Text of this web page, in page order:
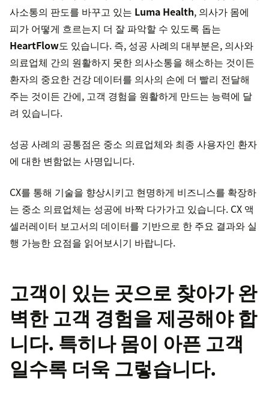
사소통의 판도를 바꾸고 있는 Luma Health, 의사가 몸에
피가 어떻게 흐르는지 더 잘 파악할 수 있도록 돕는
HeartFlow도 있습니다. 즉, 성공 사례의 대부분은, 의사와
의료업체 간의 원활하지 못한 의사소통을 해소하는 것이든
환자의 중요한 건강 데이터를 의사의 손에 더 빨리 전달해
주는 것이든 간에, 고객 경험을 원활하게 만드는 능력에 달
려 있습니다.
성공 사례의 공통점은 중소 의료업체와 최종 사용자인 환자
에 대한 변함없는 사명입니다.
CX를 통해 기술을 향상시키고 현명하게 비즈니스를 확장하
는 중소 의료업체는 성공에 바짝 다가가고 있습니다. CX 액
셀러레이터 보고서의 데이터를 기반으로 한 주요 결과와 실
행 가능한 요점을 읽어보시기 바랍니다.
고객이 있는 곳으로 찾아가 완
벽한 고객 경험을 제공해야 합
니다. 특히나 몸이 아픈 고객
일수록 더욱 그렇습니다.